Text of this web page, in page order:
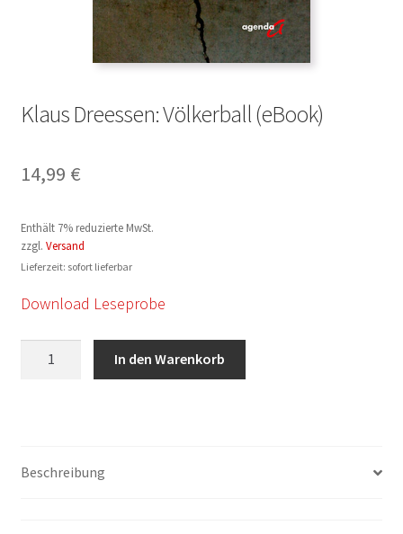
Klaus Dreessen: Völkerball (eBook)
14,99 €
Enthält 7% reduzierte MwSt.
zzgl. Versand
Lieferzeit: sofort lieferbar
Download Leseprobe
In den Warenkorb
Beschreibung